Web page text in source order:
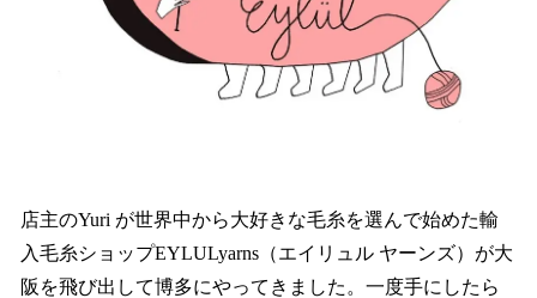
店主のYuri が世界中から大好きな毛糸を選んで始めた輸
入毛糸ショップEYLULyarns（エイリュル ヤーンズ）が大
阪を飛び出して博多にやってきました。一度手にしたら